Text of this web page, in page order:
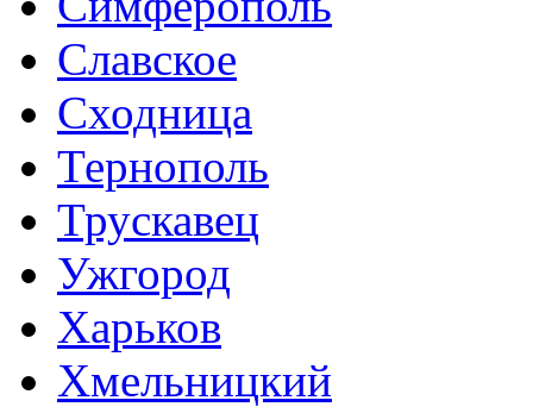
Славское
Сходница
Тернополь
Трускавец
Ужгород
Харьков
Хмельницкий